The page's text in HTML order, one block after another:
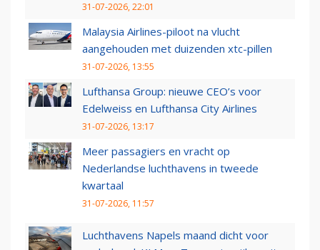
31-07-2026, 22:01
Malaysia Airlines-piloot na vlucht
aangehouden met duizenden xtc-pillen
31-07-2026, 13:55
Lufthansa Group: nieuwe CEO’s voor
Edelweiss en Lufthansa City Airlines
31-07-2026, 13:17
Meer passagiers en vracht op
Nederlandse luchthavens in tweede
kwartaal
31-07-2026, 11:57
Luchthavens Napels maand dicht voor